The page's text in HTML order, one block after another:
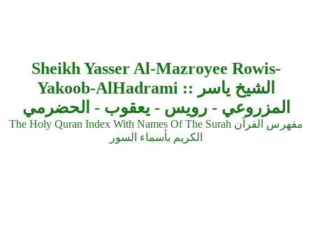
Sheikh Yasser Al-Mazroyee Rowis-
Yakoob-AlHadrami :: الشيخ ياسر
المزروعي - رويس - يعقوب - الحضرمي
The Holy Quran Index With Names Of The Surah مفهرس الفرآن
الكريم بأسماء السور